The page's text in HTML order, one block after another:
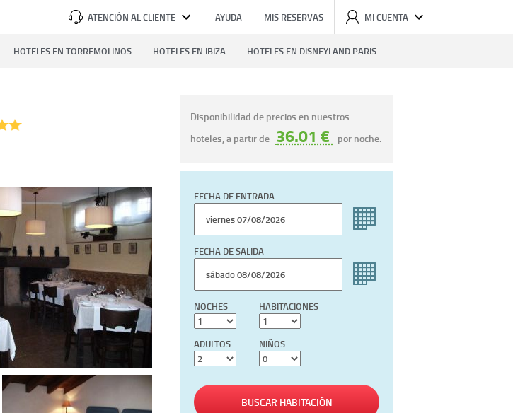
ATENCIÓN AL CLIENTE AYUDA MIS RESERVAS MI CUENTA
HOTELES EN TORREMOLINOS HOTELES EN IBIZA HOTELES EN DISNEYLAND PARIS
Disponibilidad de precios en nuestros
hoteles, a partir de 36.01 € por noche.
FECHA DE ENTRADA
FECHA DE SALIDA
NOCHES HABITACIONES
ADULTOS NIÑOS
BUSCAR HABITACIÓN